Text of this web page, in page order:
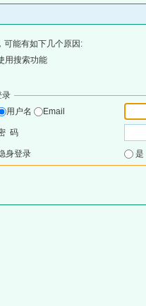
可能有如下几个原因:
用搜索功能
录
用户名
Email
码
身登录